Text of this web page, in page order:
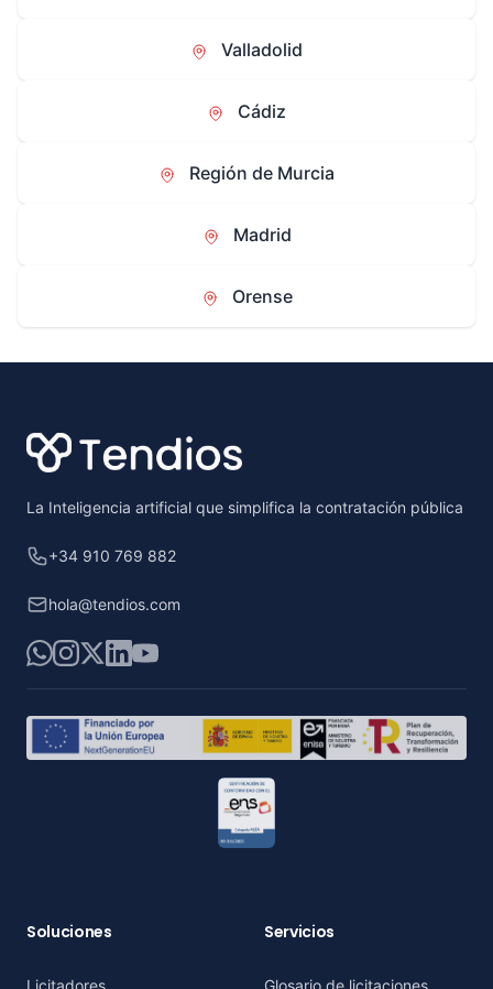
Valladolid
Cádiz
Región de Murcia
Madrid
Orense
La Inteligencia artificial que simplifica la contratación pública
+34 910 769 882
hola@tendios.com
WhatsApp
Instagram
X LinkedIn
YouTube
Soluciones
Licitadores
Servicios
Glosario de licitaciones